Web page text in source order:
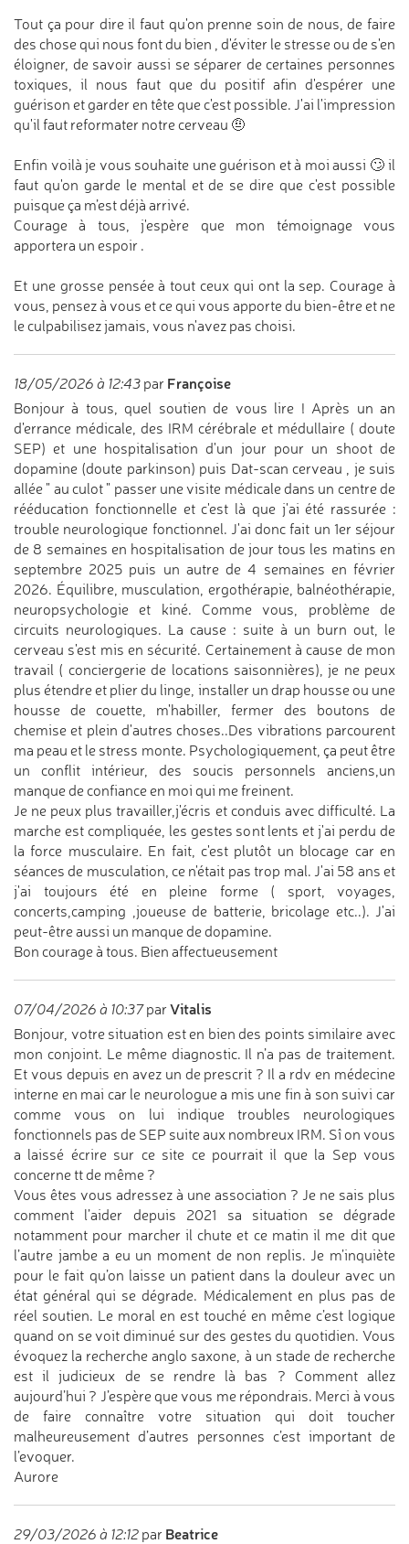
Tout ça pour dire il faut qu'on prenne soin de nous, de faire
des chose qui nous font du bien , d'éviter le stresse ou de s'en
éloigner, de savoir aussi se séparer de certaines personnes
toxiques, il nous faut que du positif afin d'espérer une
guérison et garder en tête que c'est possible. J'ai l'impression
qu'il faut reformater notre cerveau 🤨
Enfin voilà je vous souhaite une guérison et à moi aussi 🙄 il
faut qu'on garde le mental et de se dire que c'est possible
puisque ça m’est déjà arrivé.
Courage à tous, j'espère que mon témoignage vous
apportera un espoir .
Et une grosse pensée à tout ceux qui ont la sep. Courage à
vous, pensez à vous et ce qui vous apporte du bien-être et ne
le culpabilisez jamais, vous n'avez pas choisi.
18/05/2026 à 12:43 par Françoise
Bonjour à tous, quel soutien de vous lire ! Après un an
d'errance médicale, des IRM cérébrale et médullaire ( doute
SEP) et une hospitalisation d'un jour pour un shoot de
dopamine (doute parkinson) puis Dat-scan cerveau , je suis
allée " au culot " passer une visite médicale dans un centre de
rééducation fonctionnelle et c'est là que j'ai été rassurée :
trouble neurologique fonctionnel. J'ai donc fait un 1er séjour
de 8 semaines en hospitalisation de jour tous les matins en
septembre 2025 puis un autre de 4 semaines en février
2026. Équilibre, musculation, ergothérapie, balnéothérapie,
neuropsychologie et kiné. Comme vous, problème de
circuits neurologiques. La cause : suite à un burn out, le
cerveau s'est mis en sécurité. Certainement à cause de mon
travail ( conciergerie de locations saisonnières), je ne peux
plus étendre et plier du linge, installer un drap housse ou une
housse de couette, m'habiller, fermer des boutons de
chemise et plein d'autres choses..Des vibrations parcourent
ma peau et le stress monte. Psychologiquement, ça peut être
un conflit intérieur, des soucis personnels anciens,un
manque de confiance en moi qui me freinent.
Je ne peux plus travailler,j'écris et conduis avec difficulté. La
marche est compliquée, les gestes sont lents et j'ai perdu de
la force musculaire. En fait, c'est plutôt un blocage car en
séances de musculation, ce n'était pas trop mal. J'ai 58 ans et
j'ai toujours été en pleine forme ( sport, voyages,
concerts,camping ,joueuse de batterie, bricolage etc..). J'ai
peut-être aussi un manque de dopamine.
Bon courage à tous. Bien affectueusement
07/04/2026 à 10:37par Vitalis
Bonjour, votre situation est en bien des points similaire avec
mon conjoint. Le même diagnostic. Il n’a pas de traitement.
Et vous depuis en avez un de prescrit ? Il a rdv en médecine
interne en mai car le neurologue a mis une fin à son suivi car
comme vous on lui indique troubles neurologiques
fonctionnels pas de SEP suite aux nombreux IRM. Sî on vous
a laissé écrire sur ce site ce pourrait il que la Sep vous
concerne tt de même ?
Vous êtes vous adressez à une association ? Je ne sais plus
comment l’aider depuis 2021 sa situation se dégrade
notamment pour marcher il chute et ce matin il me dit que
l’autre jambe a eu un moment de non replis. Je m’inquiète
pour le fait qu’on laisse un patient dans la douleur avec un
état général qui se dégrade. Médicalement en plus pas de
réel soutien. Le moral en est touché en même c’est logique
quand on se voit diminué sur des gestes du quotidien. Vous
évoquez la recherche anglo saxone, à un stade de recherche
est il judicieux de se rendre là bas ? Comment allez
aujourd’hui ? J’espère que vous me répondrais. Merci à vous
de faire connaître votre situation qui doit toucher
malheureusement d’autres personnes c’est important de
l’evoquer.
Aurore
29/03/2026 à 12:12 par Beatrice